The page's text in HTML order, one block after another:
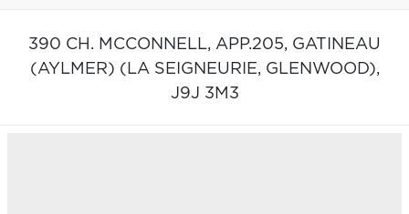
390 CH. MCCONNELL, APP.205, GATINEAU
(AYLMER) (LA SEIGNEURIE, GLENWOOD),
J9J 3M3